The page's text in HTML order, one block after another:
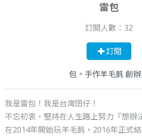
雷包
訂閱人數： 32
訂閱
包。手作羊毛氈 創
我是雷包！我是台灣囝仔！
不忘初衷，堅持在人生路上努力『想辦
在2014年開始玩羊毛氈，2016年正式